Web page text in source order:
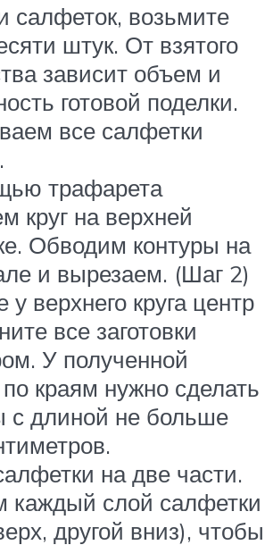
салфеток, возьмите
штук. От взятого
зависит объем и
готовой поделки.
все салфетки
трафарета
круг на верхней
Обводим контуры на
и вырезаем. (Шаг 2)
у верхнего круга центр
все заготовки
У полученной
краям нужно сделать
с длиной не больше
на две части.
каждый слой салфетки
другой вниз), чтобы